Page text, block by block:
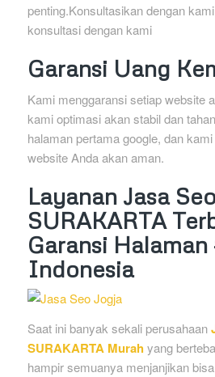
penting.Konsultasikan dengan
konsultasi dengan kami
Garansi Uang
Kami menggaransi setiap website
kami optimasi akan stabil dan
halaman pertama google, dan
website Anda akan aman.
Layanan Jasa
SURAKARTA
Garansi Halaman
Indonesia
Saat ini banyak sekali perusahaan
SURAKARTA Murahyang
hampir semuanya menjanjikan